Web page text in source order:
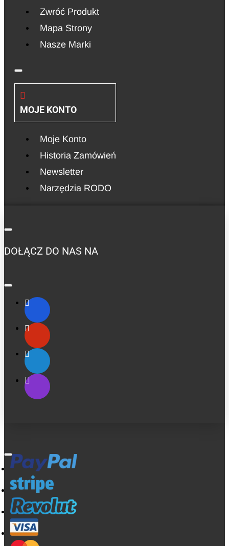
Zwróć Produkt
Mapa Strony
Nasze Marki
MOJE KONTO
Moje Konto
Historia Zamówień
Newsletter
Narzędzia RODO
DOŁĄCZ DO NAS NA